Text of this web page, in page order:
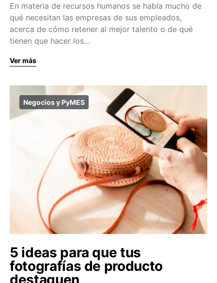
En materia de recursos humanos se habla mucho de
qué necesitan las empresas de sus empleados,
acerca de cómo retener al mejor talento o de qué
tienen que hacer los…
Ver más
Negocios y PyMES
5 ideas para que tus
fotografías de producto
destaquen